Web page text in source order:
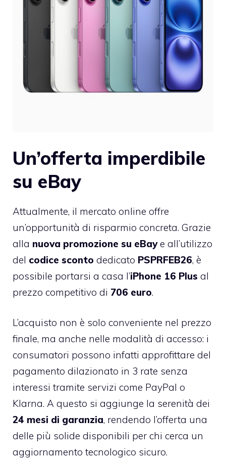
Un’offerta imperdibile
su eBay
Attualmente, il mercato online offre
un’opportunità di risparmio concreta. Grazie
alla nuova promozione su eBaye all’utilizzo
del codice sconto dedicato PSPRFEB26, è
possibile portarsi a casa l’iPhone 16 Plus al
prezzo competitivo di 706 euro.
L’acquisto non è solo conveniente nel prezzo
finale, ma anche nelle modalità di accesso: i
consumatori possono infatti approfittare del
pagamento dilazionato in 3 rate senza
interessi tramite servizi come PayPal o
Klarna. A questo si aggiunge la serenità dei
24 mesi di garanzia, rendendo l’offerta una
delle più solide disponibili per chi cerca un
aggiornamento tecnologico sicuro.